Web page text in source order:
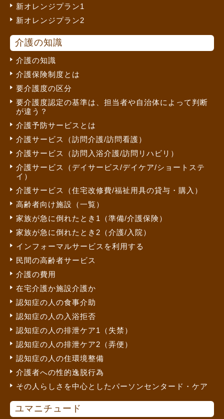
新オレンジプラン1
新オレンジプラン2
介護の知識
介護の知識
介護保険制度とは
要介護度の区分
要介護度認定の基準は、担当者や自治体によって判断
が違う？
介護予防サービスとは
介護サービス（訪問介護/訪問看護）
介護サービス（訪問入浴介護/訪問リハビリ）
介護サービス（デイサービス/デイケア/ショートステ
イ）
介護サービス（住宅改修費/福祉用具の貸与・購入）
高齢者向け施設（一覧）
家族が急に倒れたとき1（準備/介護保険）
家族が急に倒れたとき2（介護/入院）
インフォーマルサービスを利用する
民間の高齢者サービス
介護の費用
在宅介護か施設介護か
認知症の人の食事介助
認知症の人の入浴拒否
認知症の人の排泄ケア1（失禁）
認知症の人の排泄ケア2（弄便）
認知症の人の住環境整備
介護者への性的逸脱行為
その人らしさを中心としたパーソンセンタード・ケア
ユマニチュード